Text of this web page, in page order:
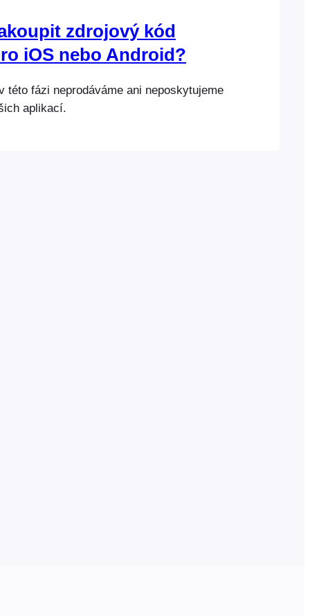
zdrojový kód
iOS nebo Android?
této fázi neprodáváme ani neposkytujeme
aplikací.